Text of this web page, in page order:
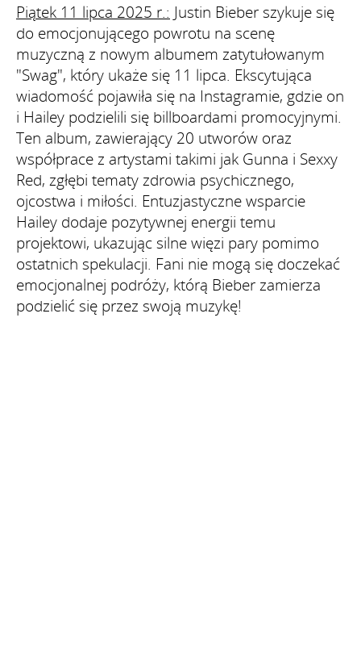
Piątek 11 lipca 2025 r.: Justin Bieber szykuje się
do emocjonującego powrotu na scenę
muzyczną z nowym albumem zatytułowanym
"Swag", który ukaże się 11 lipca. Ekscytująca
wiadomość pojawiła się na Instagramie, gdzie on
i Hailey podzielili się billboardami promocyjnymi.
Ten album, zawierający 20 utworów oraz
współprace z artystami takimi jak Gunna i Sexxy
Red, zgłębi tematy zdrowia psychicznego,
ojcostwa i miłości. Entuzjastyczne wsparcie
Hailey dodaje pozytywnej energii temu
projektowi, ukazując silne więzi pary pomimo
ostatnich spekulacji. Fani nie mogą się doczekać
emocjonalnej podróży, którą Bieber zamierza
podzielić się przez swoją muzykę!